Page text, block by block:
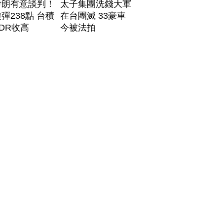
有意談判！
238點 台積
收高
太子集團洗錢大軍
在台團滅 33豪車
今被法拍